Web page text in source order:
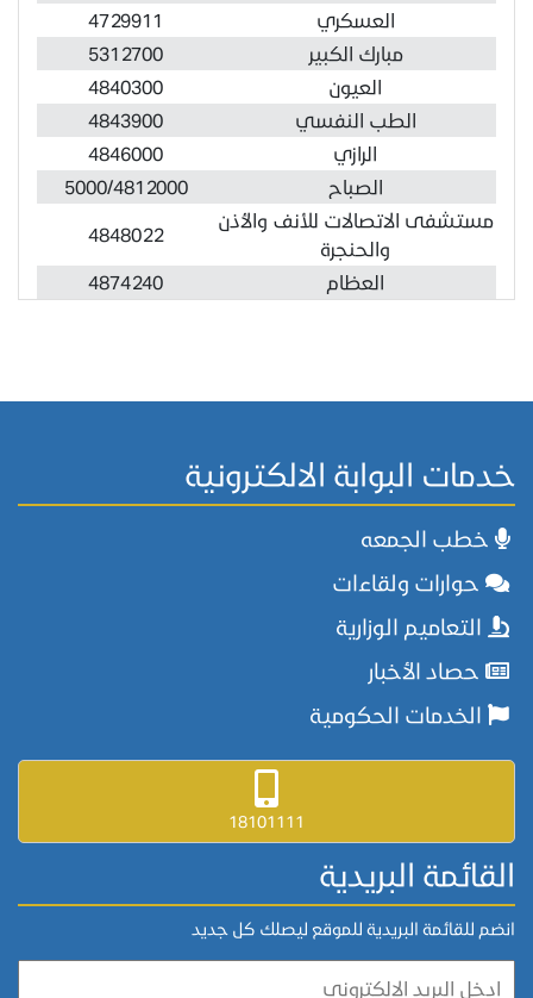
العسكري
4729911
مبارك الكبير
5312700
العيون
4840300
الطب النفسي
4843900
الرازي
4846000
الصباح
5000/4812000
مستشفى الاتصالات للأنف والأذن
والحنجرة
4848022
العظام 4874240
خدمات البوابة الالكترونية
خطب الجمعه
حوارات ولقاءات
التعاميم الوزارية
حصاد الأخبار
الخدمات الحكومية
18101111
القائمة البريدية
انضم للقائمة البريدية للموقع ليصلك كل جديد